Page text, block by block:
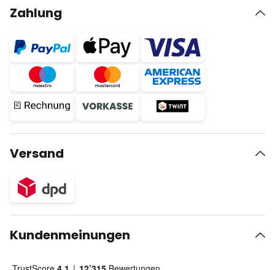
Zahlung
Versand
Kundenmeinungen